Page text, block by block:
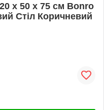
x 50 х 75 см Bonro
Стіл Коричневий